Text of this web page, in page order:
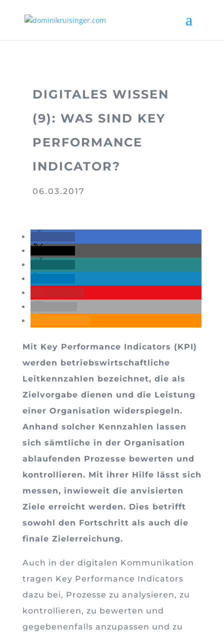
DIGITALES WISSEN
(9): WAS SIND KEY
PERFORMANCE
INDICATOR?
06.03.2017
Mit Key Performance Indicators (KPI)
werden betriebswirtschaftliche
Leitkennzahlen bezeichnet, die als
Zielvorgabe dienen und die Leistung
einer Organisation widerspiegeln.
Anhand solcher Kennzahlen lassen
sich sämtliche in der Organisation
ablaufenden Prozesse bewerten und
kontrollieren. Mit ihrer Hilfe lässt sich
messen, inwieweit die anvisierten
Ziele erreicht werden. Dies betrifft
sowohl den Fortschritt als auch die
finale Zielerreichung.
Auch in der digitalen Kommunikation
tragen Key Performance Indicators
dazu bei, Prozesse zu analysieren, zu
kontrollieren, zu bewerten und
gegebenenfalls anzupassen und zu